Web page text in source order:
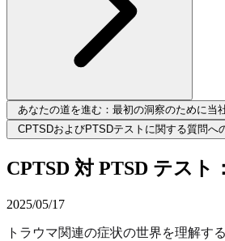
あなたの道を進む：最初の洞察のために当
CPTSDおよびPTSDテストに関する質問へ
CPTSD 対 PTSD テス
2025/05/17
トラウマ関連の症状の世界を理解す